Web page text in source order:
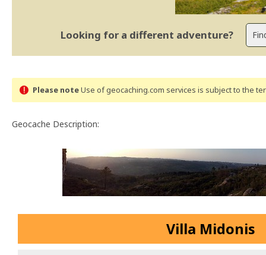
Looking for a different adventure?
Please noteUse of geocaching.com services is subject to the
Geocache Description:
Villa Midonis